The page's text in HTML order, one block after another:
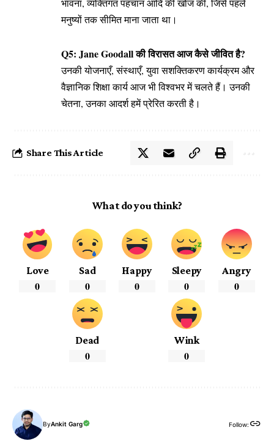
भावना, व्यक्तिगत पहचान आदि की खोज की, जिसे पहले
मनुष्यों तक सीमित माना जाता था।
Q5: Jane Goodall की विरासत आज कैसे जीवित है?
उनकी योजनाएँ, संस्थाएँ, युवा सशक्तिकरण कार्यक्रम और
वैज्ञानिक शिक्षा कार्य आज भी विश्वभर में चलते हैं। उनकी
चेतना, उनका आदर्श हमें प्रेरित करती है।
Share This Article
What do you think?
Love
0
Sad
0
Happy
0
Sleepy
0
Angry
0
Dead
0
Wink
0
ByAnkit Garg Follow: